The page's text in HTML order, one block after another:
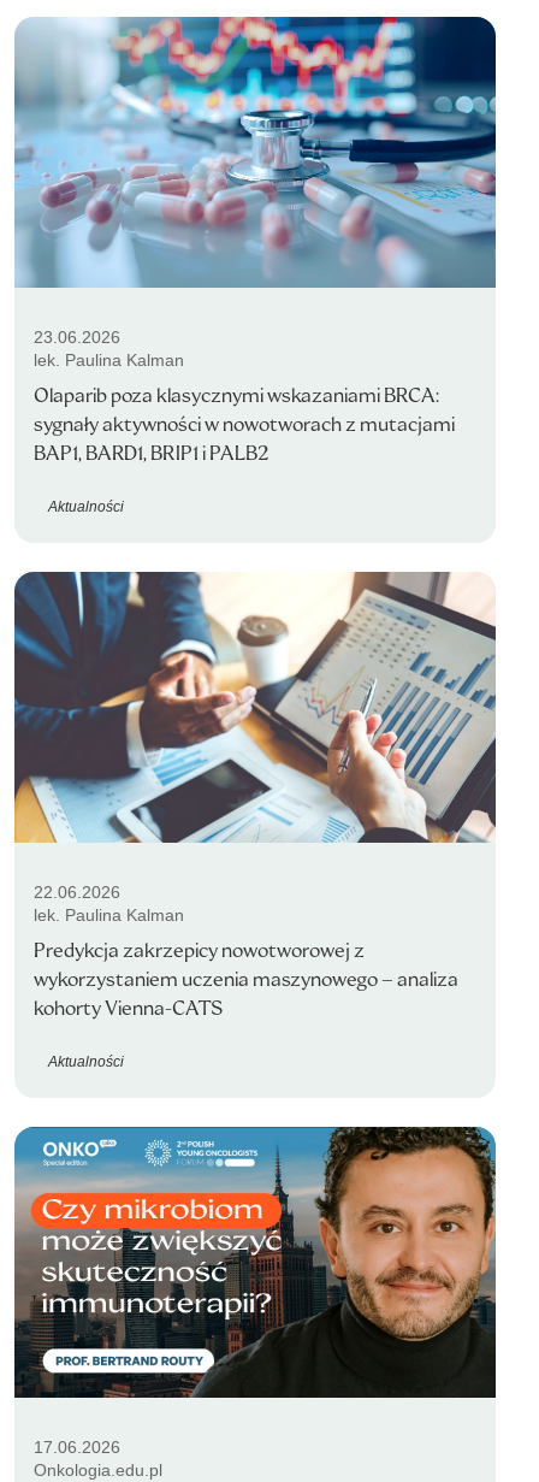
23.06.2026
lek. Paulina Kalman
Olaparib poza klasycznymi wskazaniami BRCA:
sygnały aktywności w nowotworach z mutacjami
BAP1, BARD1, BRIP1 i PALB2
Aktualności
22.06.2026
lek. Paulina Kalman
Predykcja zakrzepicy nowotworowej z
wykorzystaniem uczenia maszynowego – analiza
kohorty Vienna-CATS
Aktualności
17.06.2026
Onkologia.edu.pl